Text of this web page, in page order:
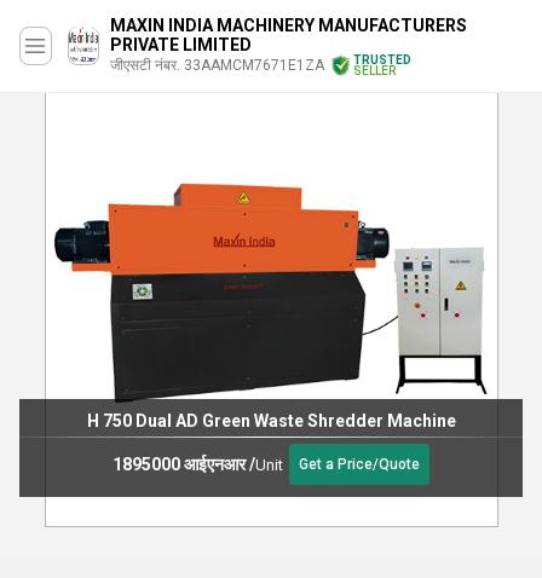
MAXIN INDIA MACHINERY MANUFACTURERS
PRIVATE LIMITED
जीएसटी नंबर. 33AAMCM7671E1ZA
TRUSTED
SELLER
H 750 Dual AD Green Waste Shredder Machine
1895000 आईएनआर/Unit Get a Price/Quote